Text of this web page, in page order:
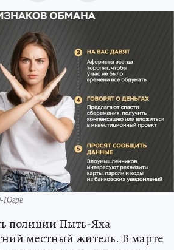
полиции Пыть-Яха
местный житель. В марте